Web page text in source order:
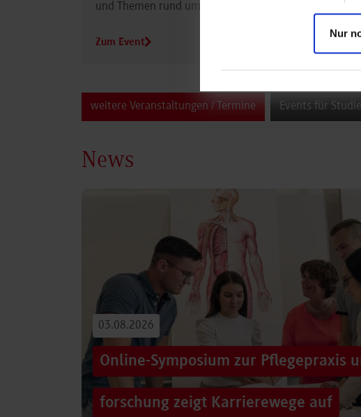
Nur
und Themen rund um das Studium.
Zum Event
weitere Veranstaltungen / Termine Events für
News
03.08.2026
Online-Symposium zur Pflegepraxis
forschung zeigt Karrierewege auf